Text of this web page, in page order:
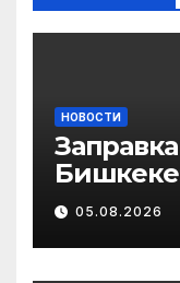
НОВОСТИ
для дома
05.08.2026